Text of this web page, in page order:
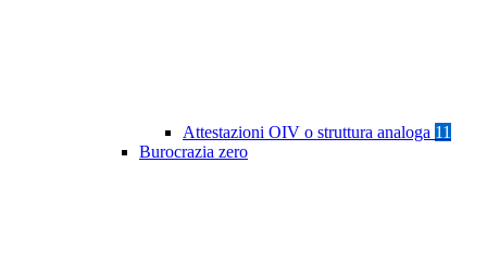
Attestazioni OIV o struttura analoga 11
Burocrazia zero